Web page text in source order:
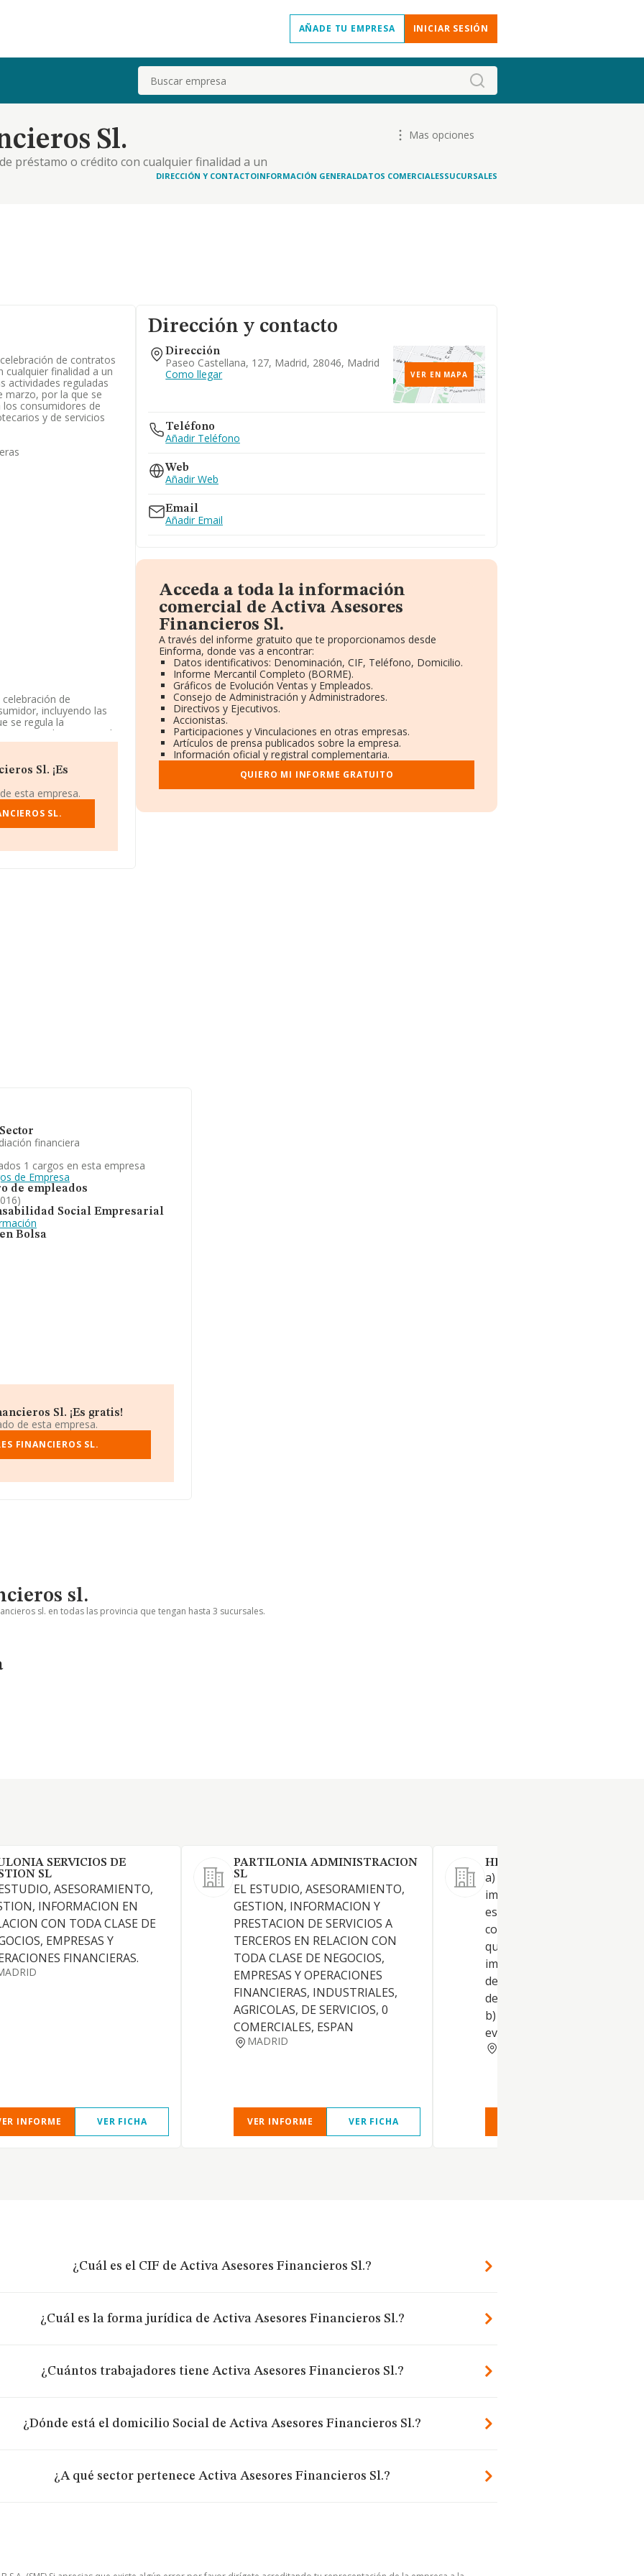
AÑADE TU EMPRESA INICIAR SESIÓN
Buscar
Sl.
préstamo o crédito con cualquier finalidad a un
la ley 2/2009, de 31 de marzo, por la que se
Mas opciones
DIRECCIÓN Y CONTACTOINFORMACIÓN GENERALDATOS COMERCIALESSUCURSALES
de contratos
finalidad a un
actividades reguladas
marzo, por la que se
consumidores de
y de servicios
de
incluyendo las
se regula la
y de servicios de
intermediación
6 de mayo de 2003,
la compañía se
Asesores
un descenso
y teniendo en cuenta
Sl. ¡Es
esta empresa.
SL.
Dirección y contacto
Dirección
Paseo Castellana, 127, Madrid, 28046, Madrid
Como llegar
VER EN MAPA
Teléfono
Añadir Teléfono
Web
Añadir Web
Email
Añadir Email
Acceda a toda la información
comercial de Activa Asesores
Financieros Sl.
A través del informe gratuito que te proporcionamos desde
Einforma, donde vas a encontrar:
Datos identificativos: Denominación, CIF, Teléfono, Domicilio.
Informe Mercantil Completo (BORME).
Gráficos de Evolución Ventas y Empleados.
Consejo de Administración y Administradores.
Directivos y Ejecutivos.
Accionistas.
Participaciones y Vinculaciones en otras empresas.
Artículos de prensa publicados sobre la empresa.
Información oficial y registral complementaria.
QUIERO MI INFORME GRATUITO
financiera
1 cargos en esta empresa
de Empresa
de empleados
Social Empresarial
Bolsa
Sl. ¡Es gratis!
de esta empresa.
FINANCIEROS SL.
sl.
sl. en todas las provincia que tengan hasta 3 sucursales.
SERVICIOS DE
SL
ASESORAMIENTO,
INFORMACION EN
CON TODA CLASE DE
EMPRESAS Y
FINANCIERAS.
INFORME VER FICHA
PARTILONIA ADMINISTRACION
SL
EL ESTUDIO, ASESORAMIENTO,
GESTION, INFORMACION Y
PRESTACION DE SERVICIOS A
TERCEROS EN RELACION CON
TODA CLASE DE NEGOCIOS,
EMPRESAS Y OPERACIONES
FINANCIERAS, INDUSTRIALES,
AGRICOLAS, DE SERVICIOS, 0
COMERCIALES, ESPAN
MADRID
VER INFORME VER FICHA
HERRALOSPORT SL.
a) La gestión de derechos de
imagen de deportistas, con
especial énfasis en la
con las diferentes empresas
quieran patrocinar o usar la
imagen pública de aquellos
deportistas que confieran
derechos de imagen a la
b) La organización de todo
eventos deportivos y cu
¿Cuál es el CIF de Activa Asesores Financieros Sl.?
¿Cuál es la forma jurídica de Activa Asesores Financieros Sl.?
¿Cuántos trabajadores tiene Activa Asesores Financieros Sl.?
¿Dónde está el domicilio Social de Activa Asesores Financieros Sl.?
¿A qué sector pertenece Activa Asesores Financieros Sl.?